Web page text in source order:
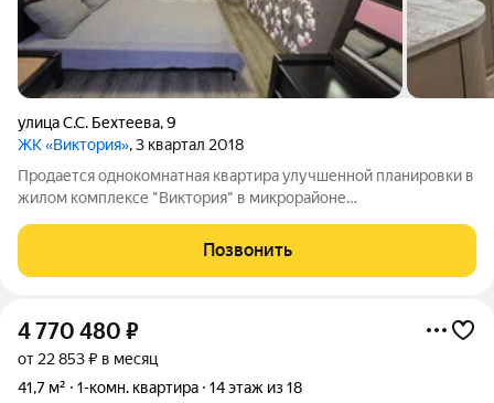
улица С.С. Бехтеева,9
ЖК «Виктория», 3 квартал 2018
Продается однокомнатная квартира улучшенной планировки в
жилом комплексе "Виктория" в микрорайоне
25-этажного монолитно-кирпичного дома с тремя лифтами
пассажирским и грузовыми, что
Позвонить
4 770 480 ₽
от 22 853 ₽ в месяц
41,7 м²
1-комн. квартира 14 этаж из 18